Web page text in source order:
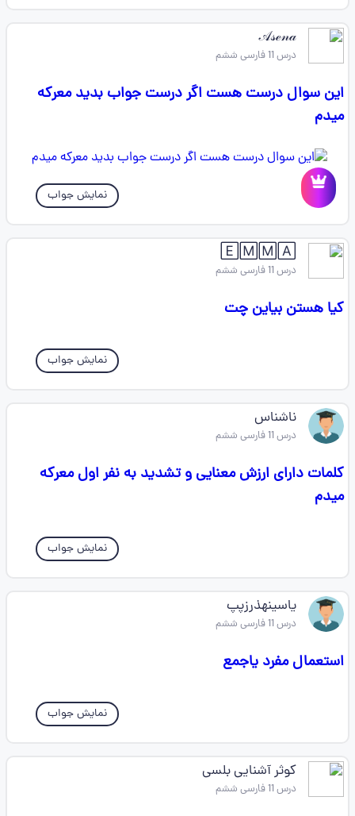
𝒜𝓈ℯ𝓃𝒶
درس 11 فارسی ششم
این سوال درست هست اگر درست جواب بدید معرکه
میدم
نمایش جواب
🄴🄼🄼🄰
درس 11 فارسی ششم
کیا هستن بیاین چت
نمایش جواب
ناشناس
درس 11 فارسی ششم
کلمات دارای ارزش معنایی و تشدید به نفر اول معرکه
میدم
نمایش جواب
یاسینهذرزپپ
درس 11 فارسی ششم
استعمال مفرد یاجمع
نمایش جواب
کوثر آشنایی بلسی
درس 11 فارسی ششم